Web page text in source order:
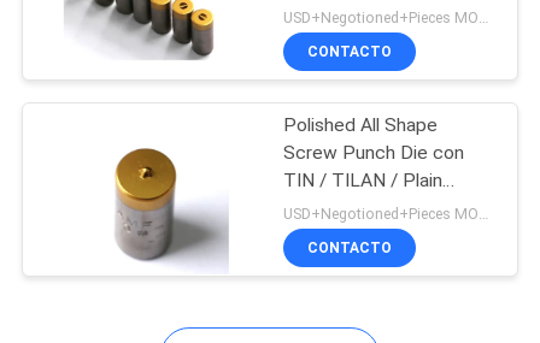
Cuchillo para cortar
a presión
óxido para tornillo
ranurado personalizado
USD+Negotioned+Pieces MOQ:50 piezas
CONTACTO
Polished All Shape
Screw Punch Die con
TIN / TILAN / Plain
Coated
USD+Negotioned+Pieces MOQ:50 pedazos/pedazos
CONTACTO